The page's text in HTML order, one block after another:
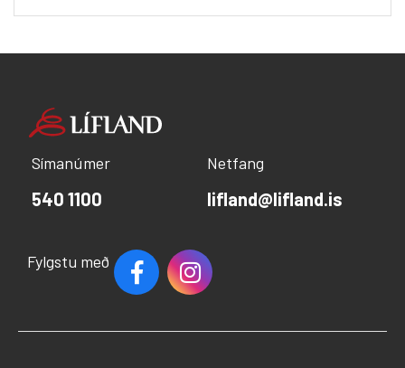
Símanúmer
540 1100
Netfang
lifland@lifland.is
Fylgstu með